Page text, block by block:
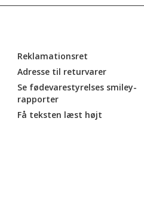
Reklamationsret
Adresse til returvarer
Se fødevarestyrelses smiley-
rapporter
Få teksten læst højt